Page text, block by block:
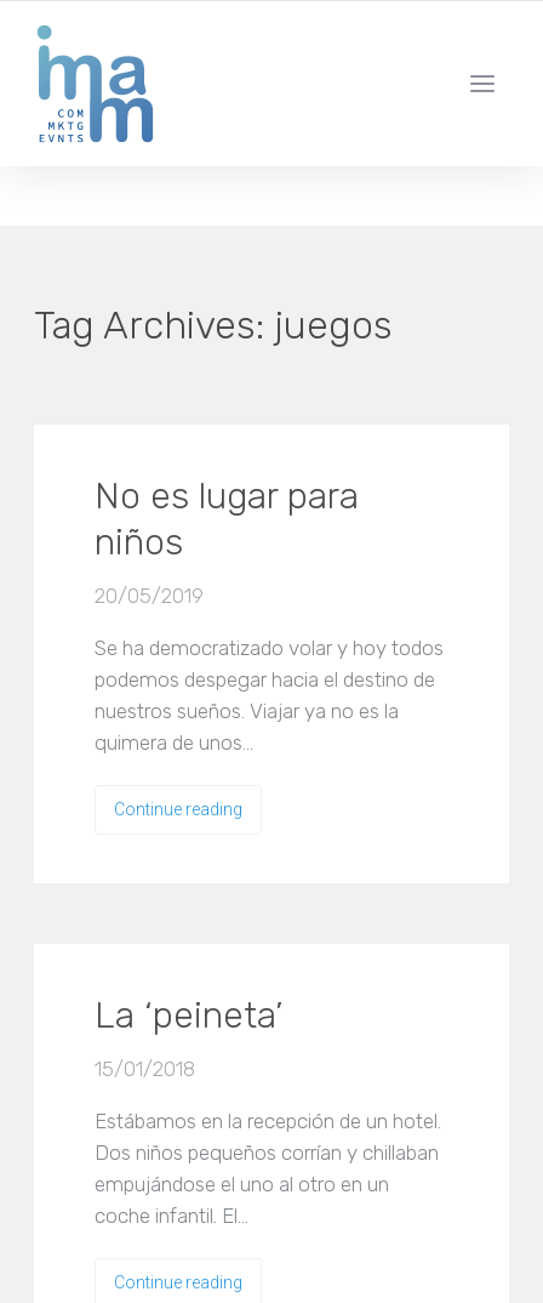
IBIZA · MADRID · BARCELONA
Tag Archives: juegos
No es lugar para
niños
20/05/2019
Se ha democratizado volar y hoy todos
podemos despegar hacia el destino de
nuestros sueños. Viajar ya no es la
quimera de unos…
Continue reading
La ‘peineta’
15/01/2018
Estábamos en la recepción de un hotel.
Dos niños pequeños corrían y chillaban
empujándose el uno al otro en un
coche infantil. El…
Continue reading